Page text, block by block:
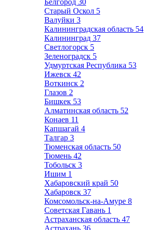
Белгород 30
Старый Оскол 5
Валуйки 3
Калининградская область 54
Калининград 37
Светлогорск 5
Зеленоградск 5
Удмуртская Республика 53
Ижевск 42
Воткинск 2
Глазов 2
Бишкек 53
Алматинская область 52
Конаев 11
Капшагай 4
Талгар 3
Тюменская область 50
Тюмень 42
Тобольск 3
Ишим 1
Хабаровский край 50
Хабаровск 37
Комсомольск-на-Амуре 8
Советская Гавань 1
Астраханская область 47
Астрахань 36